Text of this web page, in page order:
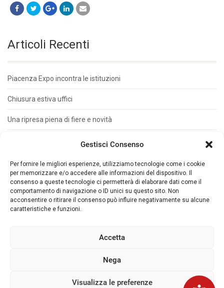
Gestisci Consenso
Per fornire le migliori esperienze, utilizziamo tecnologie come i cookie
per memorizzare e/o accedere alle informazioni del dispositivo. Il
consenso a queste tecnologie ci permetterà di elaborare dati come il
comportamento di navigazione o ID unici su questo sito. Non
acconsentire o ritirare il consenso può influire negativamente su alcune
caratteristiche e funzioni.
Accetta
Nega
Visualizza le preferenze
Articoli Recenti
Piacenza Expo incontra le istituzioni
Chiusura estiva uffici
Una ripresa piena di fiere e novità
Metal Materia su misura per le PMI
Presentata Auto&Trucks Due Tempi
Tirotti, 11 - 29122 Piacenza (ITALY) Tel. +39
00143280337
Privacy ENG